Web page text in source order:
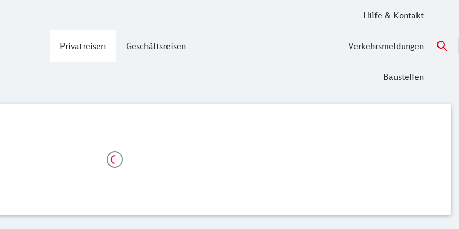
Privatreisen Geschäftsreisen
Hilfe & Kontakt
Verkehrsmeldungen
Baustellen